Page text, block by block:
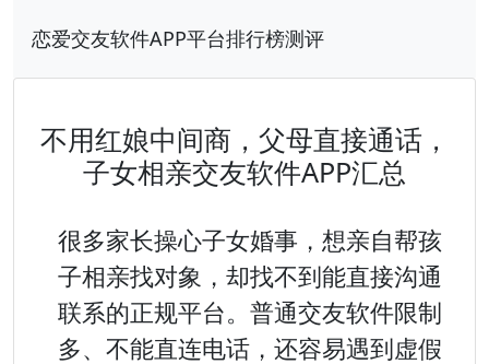
恋爱交友软件APP平台排行榜测评
不用红娘中间商，父母直接通话，
子女相亲交友软件APP汇总
很多家长操心子女婚事，想亲自帮孩
子相亲找对象，却找不到能直接沟通
联系的正规平台。普通交友软件限制
多、不能直连电话，还容易遇到虚假